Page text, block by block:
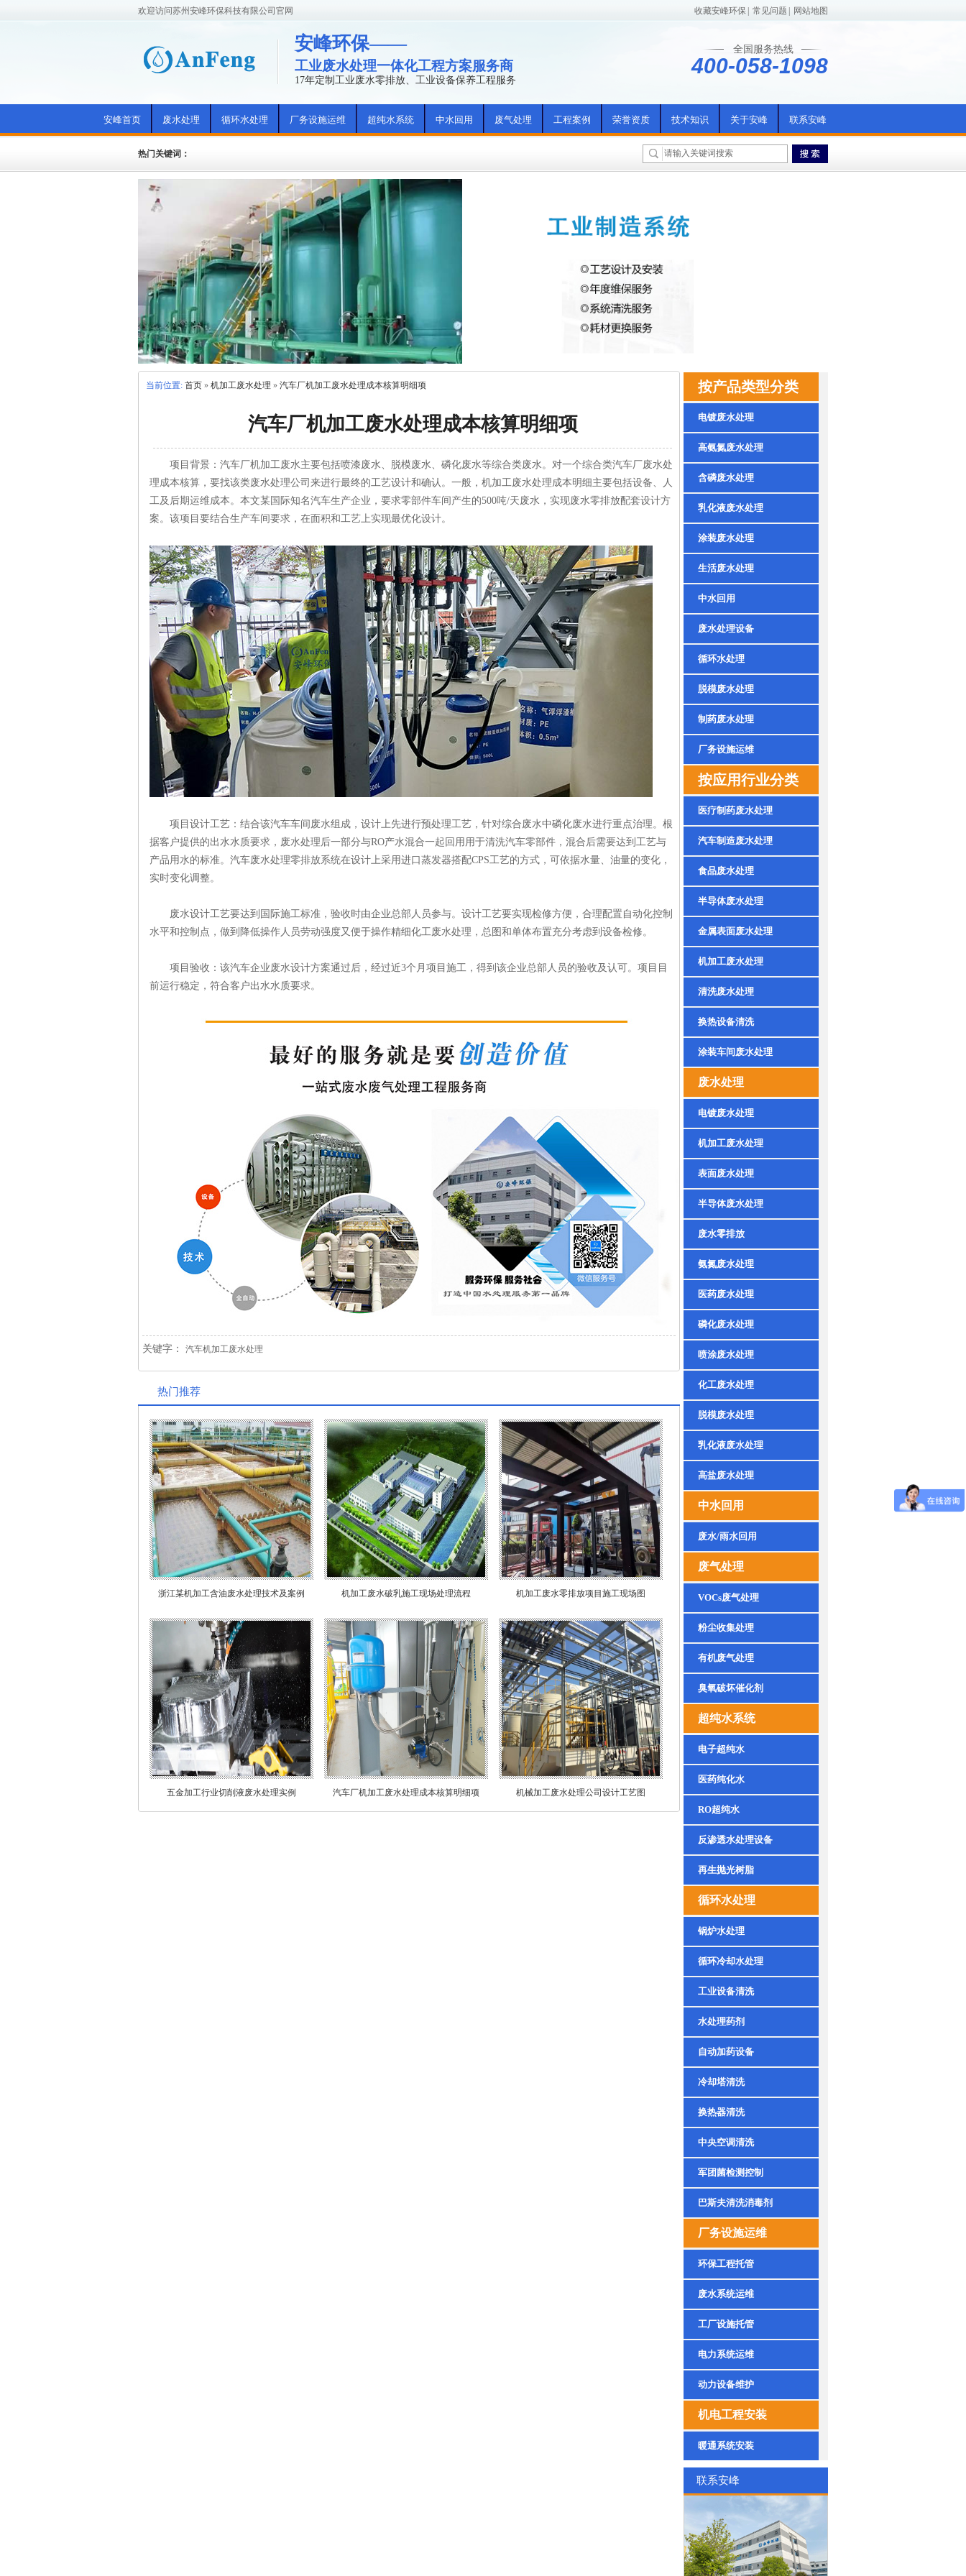
欢迎访问苏州安峰环保科技有限公司官网 收藏安峰环保 常见问题 网站地图
安峰环保——
工业废水处理一体化工程方案服务商
17年定制工业废水零排放、工业设备保养工程服务
全国服务热线
400-058-1098
安峰首页 废水处理 循环水处理 厂务设施运维 超纯水系统 中水回用 废气处理 工程案例 荣誉资质 技术知识 关于安峰 联系安峰
热门关键词：
当前位置: 首页 » 机加工废水处理 » 汽车厂机加工废水处理成本核算明细项
汽车厂机加工废水处理成本核算明细项
项目背景：汽车厂机加工废水主要包括喷漆废水、脱模废水、磷化废水等综合类废水。对一个综合类汽车厂废水处
理成本核算，要找该类废水处理公司来进行最终的工艺设计和确认。一般，机加工废水处理成本明细主要包括设备、人
工及后期运维成本。本文某国际知名汽车生产企业，要求零部件车间产生的500吨/天废水，实现废水零排放配套设计方
案。该项目要结合生产车间要求，在面积和工艺上实现最优化设计。
项目设计工艺：结合该汽车车间废水组成，设计上先进行预处理工艺，针对综合废水中磷化废水进行重点治理。根
据客户提供的出水水质要求，废水处理后一部分与RO产水混合一起回用用于清洗汽车零部件，混合后需要达到工艺与
产品用水的标准。汽车废水处理零排放系统在设计上采用进口蒸发器搭配CPS工艺的方式，可依据水量、油量的变化，
实时变化调整。
废水设计工艺要达到国际施工标准，验收时由企业总部人员参与。设计工艺要实现检修方便，合理配置自动化控制
水平和控制点，做到降低操作人员劳动强度又便于操作精细化工废水处理，总图和单体布置充分考虑到设备检修。
项目验收：该汽车企业废水设计方案通过后，经过近3个月项目施工，得到该企业总部人员的验收及认可。项目目
前运行稳定，符合客户出水水质要求。
关键字： 汽车机加工废水处理
热门推荐
浙江某机加工含油废水处理技术及案例 机加工废水破乳施工现场处理流程 机加工废水零排放项目施工现场图
五金加工行业切削液废水处理实例 汽车厂机加工废水处理成本核算明细项 机械加工废水处理公司设计工艺图
按产品类型分类
电镀废水处理
高氨氮废水处理
含磷废水处理
乳化液废水处理
涂装废水处理
生活废水处理
中水回用
废水处理设备
循环水处理
脱模废水处理
制药废水处理
厂务设施运维
按应用行业分类
医疗制药废水处理
汽车制造废水处理
食品废水处理
半导体废水处理
金属表面废水处理
机加工废水处理
清洗废水处理
换热设备清洗
涂装车间废水处理
废水处理
电镀废水处理
机加工废水处理
表面废水处理
半导体废水处理
废水零排放
氨氮废水处理
医药废水处理
磷化废水处理
喷涂废水处理
化工废水处理
脱模废水处理
乳化液废水处理
高盐废水处理
中水回用
废水/雨水回用
废气处理
VOCs废气处理
粉尘收集处理
有机废气处理
臭氧破坏催化剂
超纯水系统
电子超纯水
医药纯化水
RO超纯水
反渗透水处理设备
再生抛光树脂
循环水处理
锅炉水处理
循环冷却水处理
工业设备清洗
水处理药剂
自动加药设备
冷却塔清洗
换热器清洗
中央空调清洗
军团菌检测控制
巴斯夫清洗消毒剂
厂务设施运维
环保工程托管
废水系统运维
工厂设施托管
电力系统运维
动力设备维护
机电工程安装
暖通系统安装
联系安峰